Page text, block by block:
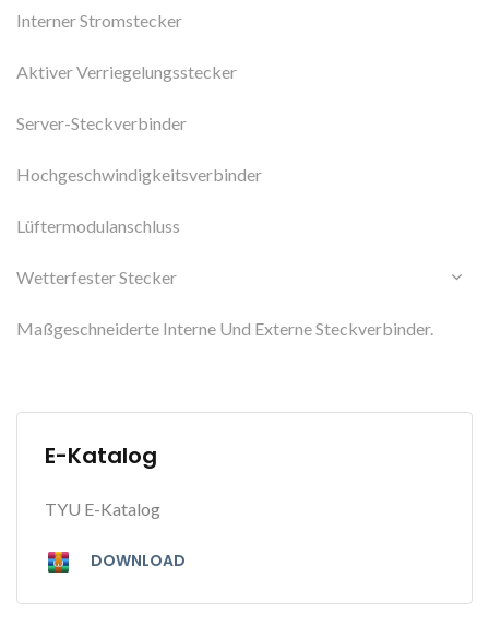
Interner Stromstecker
Aktiver Verriegelungsstecker
Server-Steckverbinder
Hochgeschwindigkeitsverbinder
Lüftermodulanschluss
Wetterfester Stecker
Maßgeschneiderte Interne Und Externe Steckverbinder.
E-Katalog
TYU E-Katalog
DOWNLOAD